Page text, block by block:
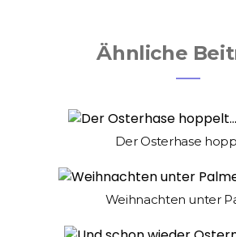
Ähnliche
Der Osterhase
Weihnachten unter